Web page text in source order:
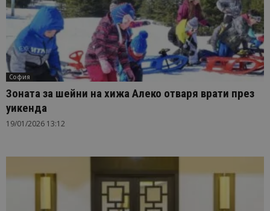
София
Зоната за шейни на хижа Алеко отваря врати през
уикенда
19/01/2026 13:12